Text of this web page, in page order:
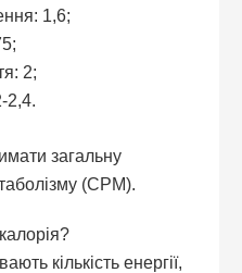
1,6;
2;
2,4.
загальну
(СРМ).
кількість енергії,